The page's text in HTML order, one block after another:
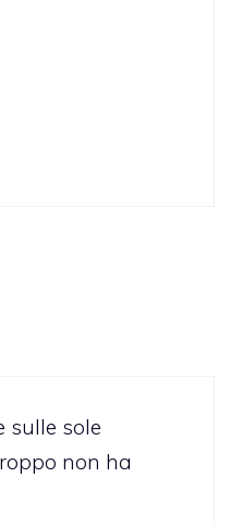
sulle sole
non ha